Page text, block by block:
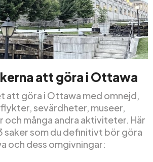
att göra i Ottawa
att göra i Ottawa med omnejd,
sevärdheter, museer,
många andra aktiviteter. Här
saker som du definitivt bör göra
och dess omgivningar: